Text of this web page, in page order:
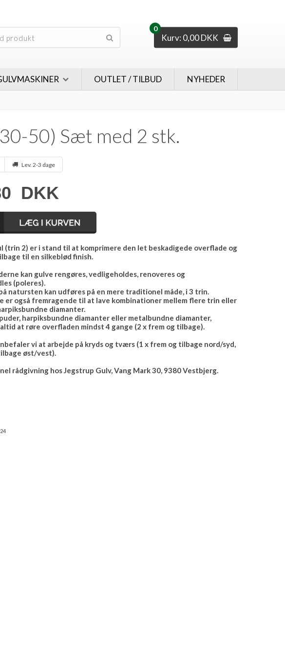
0
Kurv: 0,00 DKK
OUTLET / TILBUD NYHEDER
50) Sæt med 2 stk.
Lev. 2-3 dage
DKK
(trin 2) er i stand til at komprimere den let beskadigede overflade og
til en silkeblød finish.
kan gulve rengøres, vedligeholdes, renoveres og
(poleres).
natursten kan udføres på en mere traditionel måde, i 3 trin.
er også fremragende til at lave kombinationer mellem flere trin eller
diamanter.
harpiksbundne diamanter eller metalbundne diamanter,
at røre overfladen mindst 4 gange (2 x frem og tilbage).
vi at arbejde på kryds og tværs (1 x frem og tilbage nord/syd,
øst/vest).
rådgivning hos Jegstrup Gulv, Vang Mark 30, 9380 Vestbjerg.